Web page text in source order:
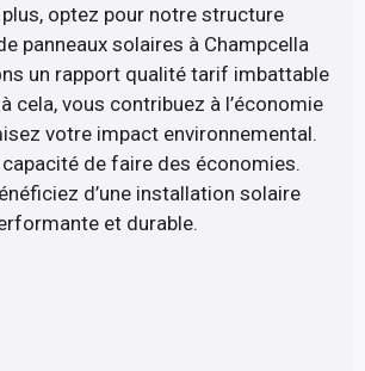
plus, optez pour notre structure
panneaux solaires à Champcella
un rapport qualité tarif imbattable
cela, vous contribuez à l’économie
votre impact environnemental.
de faire des économies.
d’une installation solaire
et durable.